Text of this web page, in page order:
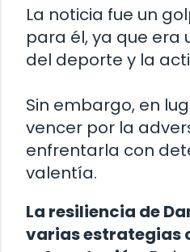
La noticia fue un
para él, ya que era
del deporte y la
Sin embargo, en
vencer por la
enfrentarla con
valentía.
La resiliencia de
varias estrategias